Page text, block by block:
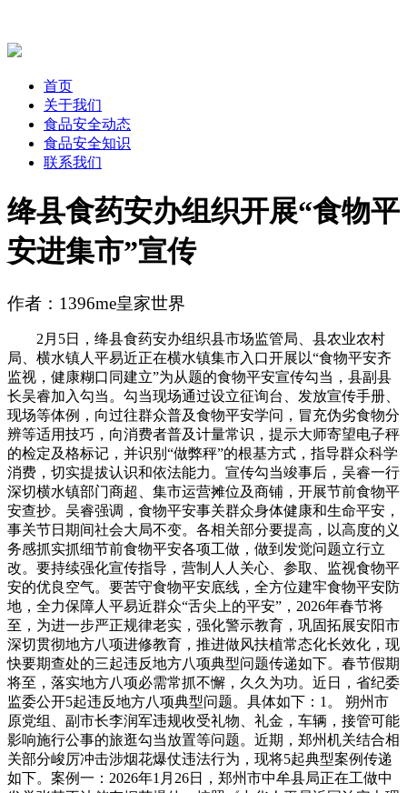
首页
关于我们
食品安全动态
食品安全知识
联系我们
绛县食药安办组织开展“食物平
安进集市”宣传
作者：1396me皇家世界
2月5日，绛县食药安办组织县市场监管局、县农业农村
局、横水镇人平易近正在横水镇集市入口开展以“食物平安齐
监视，健康糊口同建立”为从题的食物平安宣传勾当，县副县
长吴睿加入勾当。勾当现场通过设立征询台、发放宣传手册、
现场等体例，向过往群众普及食物平安学问，冒充伪劣食物分
辨等适用技巧，向消费者普及计量常识，提示大师寄望电子秤
的检定及格标记，并识别“做弊秤”的根基方式，指导群众科学
消费，切实提拔认识和依法能力。宣传勾当竣事后，吴睿一行
深切横水镇部门商超、集市运营摊位及商铺，开展节前食物平
安查抄。吴睿强调，食物平安事关群众身体健康和生命平安，
事关节日期间社会大局不变。各相关部分要提高，以高度的义
务感抓实抓细节前食物平安各项工做，做到发觉问题立行立
改。要持续强化宣传指导，营制人人关心、参取、监视食物平
安的优良空气。要苦守食物平安底线，全方位建牢食物平安防
地，全力保障人平易近群众“舌尖上的平安”，2026年春节将
至，为进一步严正规律老实，强化警示教育，巩固拓展安阳市
深切贯彻地方八项进修教育，推进做风扶植常态化长效化，现
快要期查处的三起违反地方八项典型问题传递如下。春节假期
将至，落实地方八项必需常抓不懈，久久为功。近日，省纪委
监委公开5起违反地方八项典型问题。具体如下：1。 朔州市
原党组、副市长李润军违规收受礼物、礼金，车辆，接管可能
影响施行公事的旅逛勾当放置等问题。近期，郑州机关结合相
关部分峻厉冲击涉烟花爆仗违法行为，现将5起典型案例传递
如下。案例一：2026年1月26日，郑州市中牟县局正在工做中